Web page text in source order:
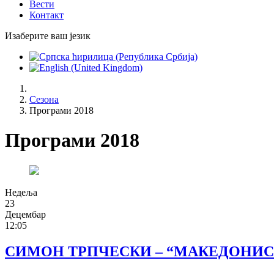
Вести
Контакт
Изаберите ваш језик
Сезона
Програми 2018
Програми 2018
Недеља
23
Децембар
12:05
СИМОН ТРПЧЕСКИ –